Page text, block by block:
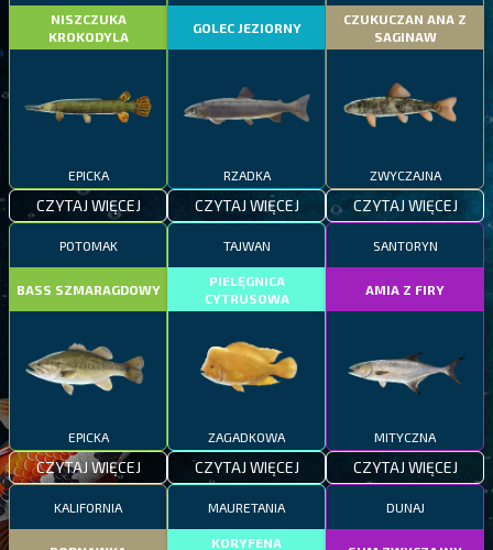
NISZCZUKA
KROKODYLA
EPICKA
CZYTAJ WIĘCEJ
GOLEC JEZIORNY
RZADKA
CZYTAJ WIĘCEJ
CZUKUCZAN ANA Z
SAGINAW
ZWYCZAJNA
CZYTAJ WIĘCEJ
POTOMAK
BASS SZMARAGDOWY
EPICKA
CZYTAJ WIĘCEJ
TAJWAN
PIELĘGNICA
CYTRUSOWA
ZAGADKOWA
CZYTAJ WIĘCEJ
SANTORYN
AMIA Z FIRY
MITYCZNA
CZYTAJ WIĘCEJ
KALIFORNIA MAURETANIA
KORYFENA
DUNAJ